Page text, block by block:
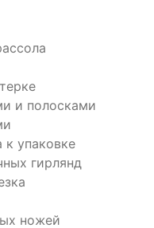
и полосками
к упаковке
гирлянд
ножей